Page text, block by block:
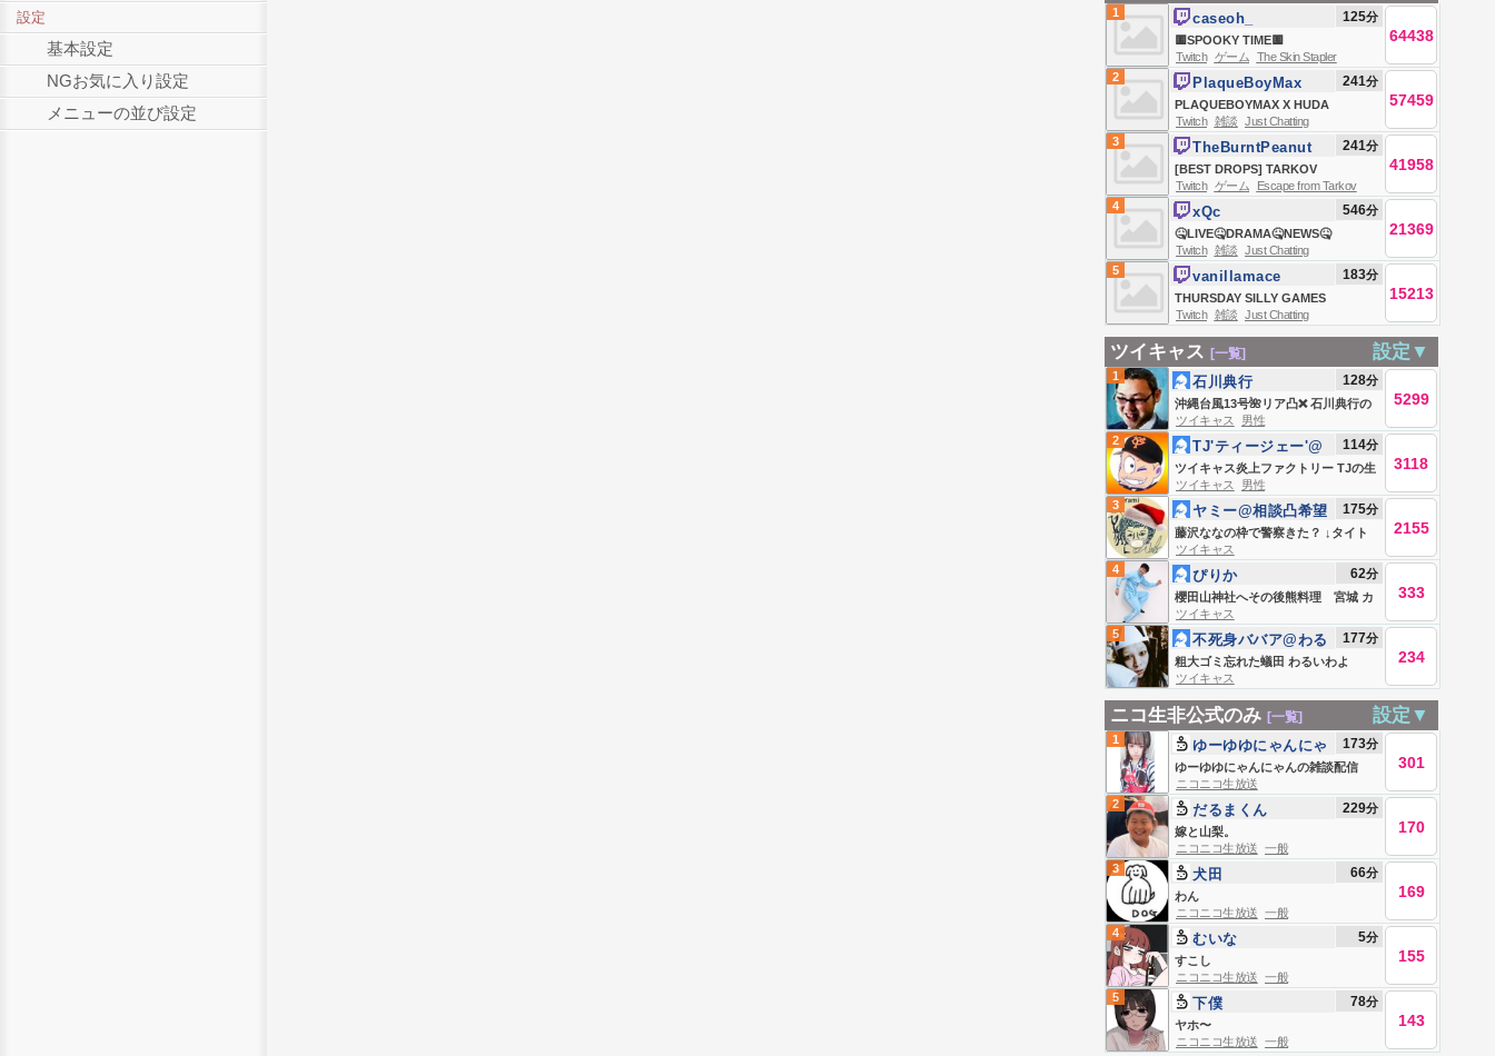
設定
基本設定
NGお気に入り設定
メニューの並び設定
1
🟨SPOOKY TIME🟨
caseoh_ 125分
64438
Twitch ゲーム The Skin Stapler
2
PLAQUEBOYMAX X HUDA
MUSTAFA PART 2 🙃
PlaqueBoyMax 241分
57459
Twitch 雑談 Just Chatting
3
[BEST DROPS] TARKOV
SEASONAL | DAY 4 | HutchMF x
GIMMICK | THICC MEN THURSDAY
| #BUNGULATE
TheBurntPeanut 241分
41958
Twitch ゲーム
Escape from Tarkov
4
🤒LIVE🤒DRAMA🤒NEWS🤒
COBBLEMON🤒IS LIVE🤒DAY4
IMPORTANT🤒LOCK IN🤒QUICKLY
🤒BIG THINGS TODAY🤒DONT
xQc 546分
21369
Twitch 雑談 Just Chatting
5
THURSDAY SILLY GAMES
vanillamace 183分
15213
Twitch 雑談 Just Chatting
ツイキャス [一覧] 設定▼
1
沖縄台風13号🌺リア凸❌ 石川典行の
ノリユキラジオ
石川典行 128分
5299
ツイキャス
男性
2
ツイキャス炎上ファクトリー TJの生
でやらせて！！
TJ'ティージェー'@
駄馬隊
114分
3118
ツイキャス
男性
3
藤沢ななの枠で警察きた？ ↓タイト
ル↓
ヤミー@相談凸希望
はLINEへ
175分
2155
ツイキャス
4
櫻田山神社へその後熊料理 宮城 カ
リソマのひまつぶし
ぴりか 62分
333
ツイキャス
5
粗大ゴミ忘れた蟻田 わるいわよ
不死身ババア@わる
いわよ
177分
234
ツイキャス
ニコ生非公式のみ [一覧] 設定▼
1
ゆーゆゆにゃんにゃんの雑談配信
ゆーゆゆにゃんにゃ
ん
173分
301
ニコニコ生放送
2
嫁と山梨。
だるまくん 229分
170
ニコニコ生放送 一般
3
わん
犬田 66分
169
ニコニコ生放送 一般
4
すこし
むいな 5分
155
ニコニコ生放送 一般
5
ヤホ〜
下僕 78分
143
ニコニコ生放送 一般